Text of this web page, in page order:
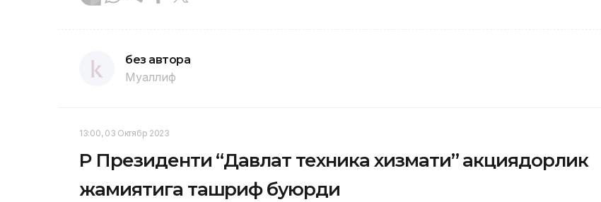
без автора
Муаллиф
13:00, 03 Октябр 2023
ҚР Президенти “Давлат техника хизмати” акциядорлик
жамиятига ташриф буюрди